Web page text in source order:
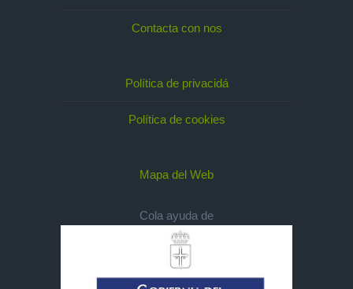
Contacta con nos
Política de privacidá
Política de cookies
Mapa del Web
Cola ayuda de